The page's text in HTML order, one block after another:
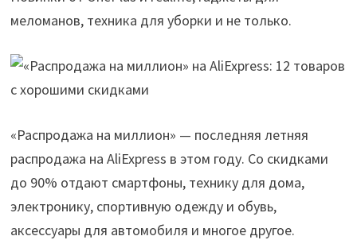
меломанов, техника для уборки и не только.
«Распродажа на миллион» — последняя летняя
распродажа на AliExpress в этом году. Со скидками
до 90% отдают смартфоны, технику для дома,
электронику, спортивную одежду и обувь,
аксессуары для автомобиля и многое другое.